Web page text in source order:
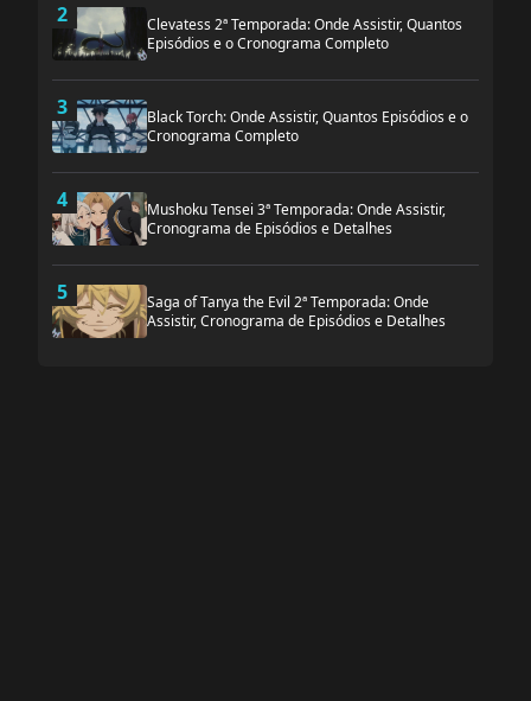
2
Clevatess 2ª Temporada: Onde Assistir, Quantos
Episódios e o Cronograma Completo
3
Black Torch: Onde Assistir, Quantos Episódios e o
Cronograma Completo
4
Mushoku Tensei 3ª Temporada: Onde Assistir,
Cronograma de Episódios e Detalhes
5
Saga of Tanya the Evil 2ª Temporada: Onde
Assistir, Cronograma de Episódios e Detalhes